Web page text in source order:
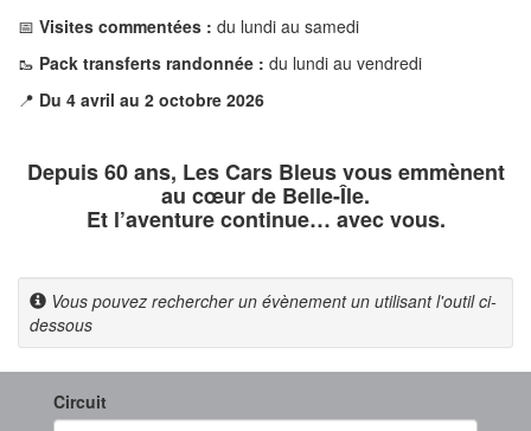
📅 Visites commentées : du lundi au samedi
🥾 Pack transferts randonnée : du lundi au vendredi
📍 Du 4 avril au 2 octobre 2026
Depuis 60 ans, Les Cars Bleus vous emmènent
au cœur de Belle-Île.
Et l’aventure continue… avec vous.
Vous pouvez rechercher un évènement un utilisant l'outil ci-
dessous
Circuit